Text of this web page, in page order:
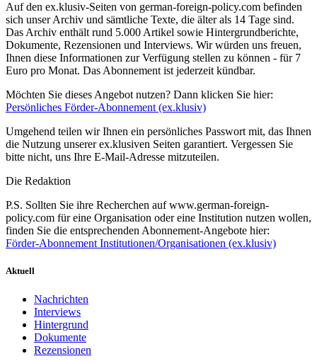
Auf den ex.klusiv-Seiten von german-foreign-policy.com befinden
sich unser Archiv und sämtliche Texte, die älter als 14 Tage sind.
Das Archiv enthält rund 5.000 Artikel sowie Hintergrundberichte,
Dokumente, Rezensionen und Interviews. Wir würden uns freuen,
Ihnen diese Informationen zur Verfügung stellen zu können - für 7
Euro pro Monat. Das Abonnement ist jederzeit kündbar.
Möchten Sie dieses Angebot nutzen? Dann klicken Sie hier:
Persönliches Förder-Abonnement (ex.klusiv)
Umgehend teilen wir Ihnen ein persönliches Passwort mit, das Ihnen
die Nutzung unserer ex.klusiven Seiten garantiert. Vergessen Sie
bitte nicht, uns Ihre E-Mail-Adresse mitzuteilen.
Die Redaktion
P.S. Sollten Sie ihre Recherchen auf www.german-foreign-
policy.com für eine Organisation oder eine Institution nutzen wollen,
finden Sie die entsprechenden Abonnement-Angebote hier:
Förder-Abonnement Institutionen/Organisationen (ex.klusiv)
Aktuell
Nachrichten
Interviews
Hintergrund
Dokumente
Rezensionen